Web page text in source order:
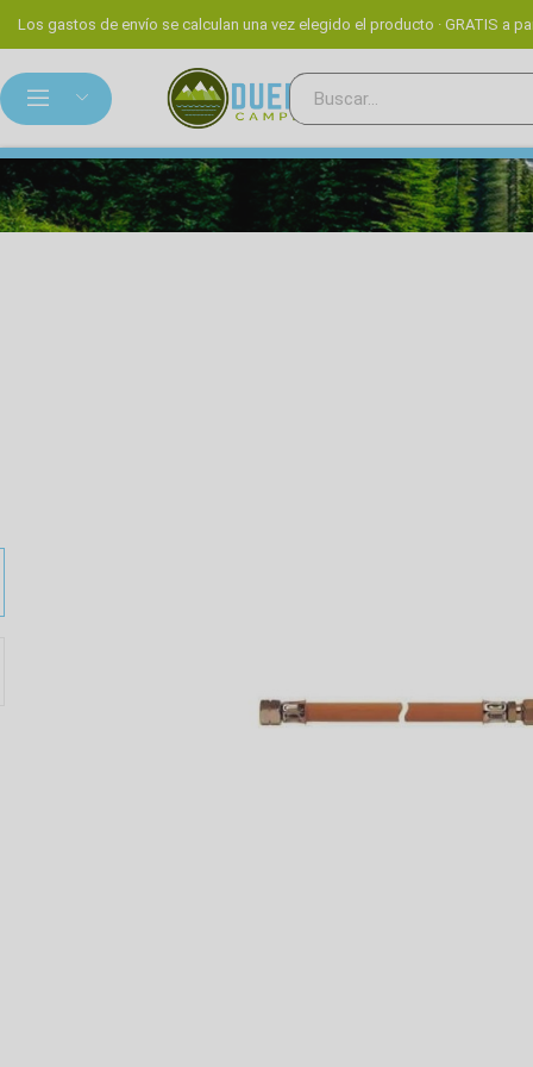
Los gastos de envío se calculan una vez elegido el producto · GRATIS a